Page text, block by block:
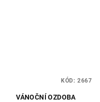
VÁNOČNÍ OZDOBA
KÓD: 2667